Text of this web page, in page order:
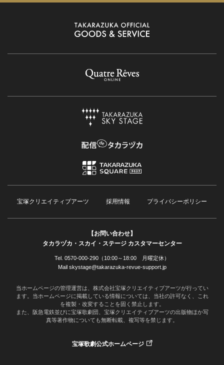
宝塚クリエイティブアーツ 採用情報 プライバシーポリシー
【お問い合わせ】
タカラヅカ・スカイ・ステージ カスタマーセンター
Tel. 0570-000-290（10:00～18:00 月曜定休）
Mail skystage@takarazuka-revue-support.jp
当ホームページの管理運営は、株式会社宝塚クリエイティブアーツが行ってい
ます。当ホームページに掲載している情報については、当社の許可なく、これ
を複製・改変することを固く禁止します。
また、阪急電鉄並びに宝塚歌劇団、宝塚クリエイティブアーツの出版物ほか写
真等著作物についても無断転載、複写等を禁じます。
宝塚歌劇公式ホームページ